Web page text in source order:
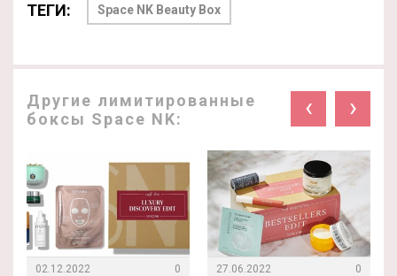
ТЕГИ: Space NK Beauty Box
Другие лимитированные
боксы Space NK:
‹ ›
02.12.2022 0 27.06.2022 0